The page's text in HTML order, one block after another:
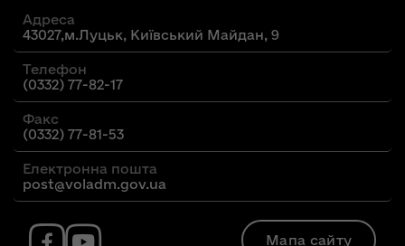
Адреса
43027,м.Луцьк, Київський Майдан, 9
Телефон
(0332) 77-82-17
Факс
(0332) 77-81-53
Електронна пошта
post@voladm.gov.ua
Мапа сайту